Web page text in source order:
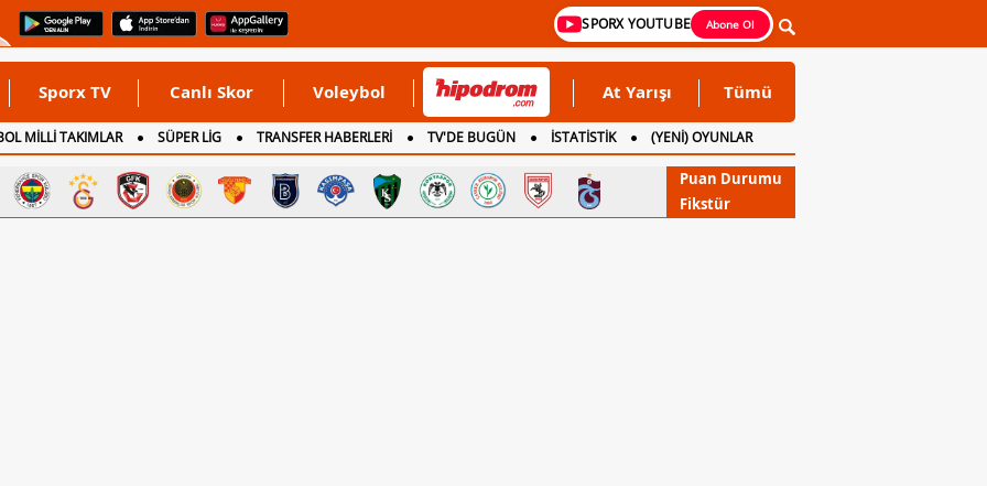
SPORX YOUTUBE Abone Ol
Sporx TV Canlı Skor Voleybol At Yarışı Tümü
MİLLİ TAKIMLAR SÜPER LİG TRANSFER HABERLERİ TV'DE BUGÜN İSTATİSTİK (YENİ) OYUNLAR
Puan Durumu
Fikstür